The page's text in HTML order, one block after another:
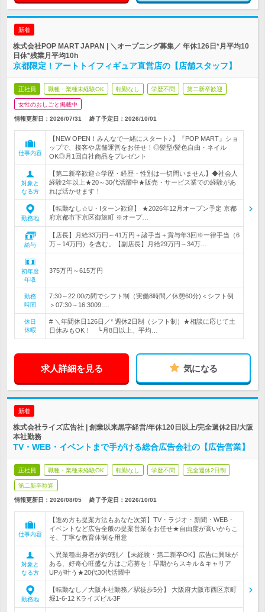
新着
株式会社POP MART JAPAN | ＼オープニング募集／ 年休126日*月平均10
日休*残業月平均10h
京都限定！アートトイフィギュア直営店の【店舗スタッフ】
正社員 職種・業種未経験OK 転勤なし 学歴不問 第二新卒歓迎
女性のおしごと掲載中
情報更新日：2026/07/31 終了予定日： 2026/10/01
仕事内容
【NEW OPEN！みんなで一緒にスタート♪】『POP MART』ショ
ップで、接客や店舗運営をお任せ！◎髪型/髪色自由・ネイル
OK◎月1回自社商品をプレゼント
対象と
なる方
【第二新卒歓迎☆学歴・経歴・性別は一切問いません】◆社会人
経験2年以上★20～30代活躍中★販売・サービス業での経験があ
れば活かせます！
勤務地
【転勤なし☆U・Iターン歓迎】 ★2026年12月オープン予定 京都
府京都市下京区御旅町 ※オープ…
給与
【店長】月給33万円～41万円＋諸手当＋賞与年3回※一律手当（6
万～14万円）を含む。【副店長】月給29万円～34万…
初年度
年収
375万円～615万円
勤務
時間
7:30～22:00の間でシフト制（実働8時間／休憩60分)＜シフト例
＞07:30～16:3009:…
休日
休暇
# ＼年間休日126日／* 週休2日制（シフト制）★相談に応じて土
日休みもOK！ └月8日以上、平均…
求人詳細を見る 気になる
新着
株式会社ライズ広告社 | 創業以来黒字経営/年休120日以上/完全週休2日/大阪
本社勤務
TV・WEB・イベントまで手がける総合広告会社の【広告営業】
正社員 職種・業種未経験OK 転勤なし 学歴不問 完全週休2日制
第二新卒歓迎
情報更新日：2026/08/05 終了予定日： 2026/10/01
仕事内容
【進め方も提案方法もあなた次第】TV・ラジオ・新聞・WEB・
イベントなど広告全般の提案営業をお任せ★自由度が高いからこ
そ、丁寧な教育体制を用意
対象と
なる方
＼異業種出身者が約9割／【未経験・第二新卒OK】広告に興味が
ある、好奇心旺盛な方はご応募を！早期からスキル＆キャリア
UPが叶う★20代30代活躍中
勤務地
【転勤なし／大阪本社勤務／駅徒歩5分】 大阪府大阪市西区京町
堀1-6-12 Kライズビル3F